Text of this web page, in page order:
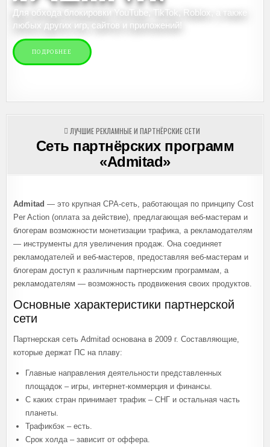
Для обхода блокировки YouTube, TikTok, Roblox, а также
любых других игр, сайтов и приложений!
ПОДРОБНЕЕ
ОПУБЛИКОВАНО
В
ЛУЧШИЕ РЕКЛАМНЫЕ И ПАРТНЁРСКИЕ СЕТИ
Сеть партнёрских программ
«Admitad»
Admitad — это крупная СРА-сеть, работающая по принципу Cost
Per Action (оплата за действие), предлагающая веб-мастерам и
блогерам возможности монетизации трафика, а рекламодателям
— инструменты для увеличения продаж. Она соединяет
рекламодателей и веб-мастеров, предоставляя веб-мастерам и
блогерам доступ к различным партнерским программам, а
рекламодателям — возможность продвижения своих продуктов.
Основные характеристики партнерской
сети
Партнерская сеть Admitad основана в 2009 г. Составляющие,
которые держат ПС на плаву:
Главные направления деятельности представленных
площадок – игры, интернет-коммерция и финансы.
С каких стран принимает трафик – СНГ и остальная часть
планеты.
Трафикбэк – есть.
Срок холда – зависит от оффера.